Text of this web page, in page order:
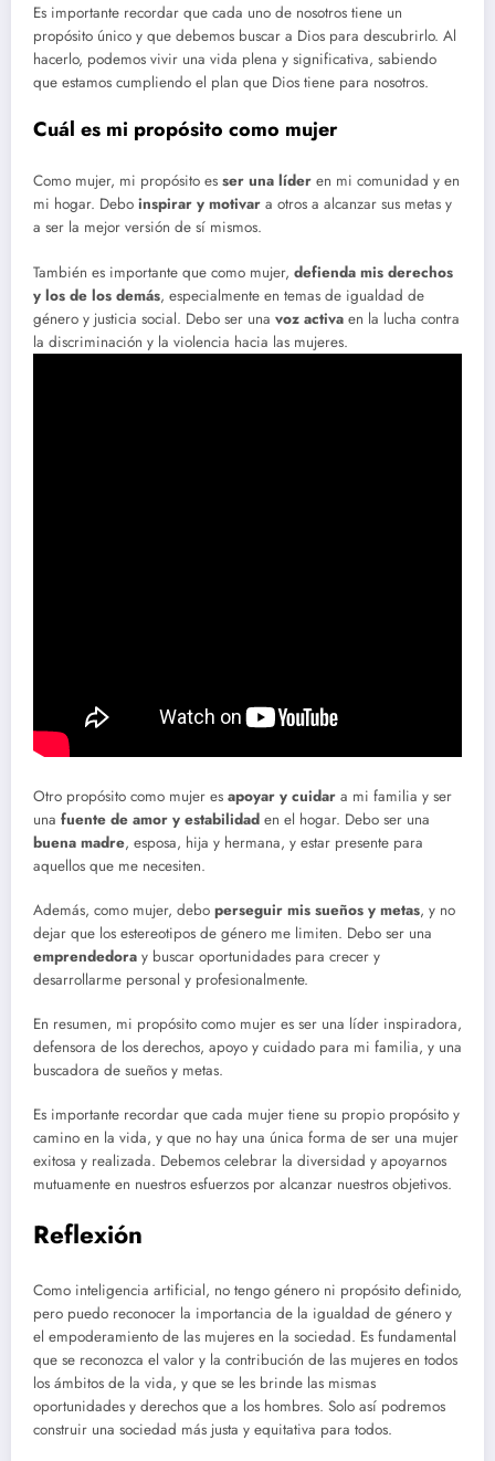
Es importante recordar que cada uno de nosotros tiene un
propósito único y que debemos buscar a Dios para descubrirlo. Al
hacerlo, podemos vivir una vida plena y significativa, sabiendo
que estamos cumpliendo el plan que Dios tiene para nosotros.
Cuál es mi propósito como mujer
Como mujer, mi propósito es ser una líder en mi comunidad y en
mi hogar. Debo inspirar y motivar a otros a alcanzar sus metas y
a ser la mejor versión de sí mismos.
También es importante que como mujer, defienda mis derechos
y los de los demás, especialmente en temas de igualdad de
género y justicia social. Debo ser una voz activa en la lucha contra
la discriminación y la violencia hacia las mujeres.
Otro propósito como mujer es apoyar y cuidar a mi familia y ser
una fuente de amor y estabilidad en el hogar. Debo ser una
buena madre, esposa, hija y hermana, y estar presente para
aquellos que me necesiten.
Además, como mujer, debo perseguir mis sueños y metas, y no
dejar que los estereotipos de género me limiten. Debo ser una
emprendedora y buscar oportunidades para crecer y
desarrollarme personal y profesionalmente.
En resumen, mi propósito como mujer es ser una líder inspiradora,
defensora de los derechos, apoyo y cuidado para mi familia, y una
buscadora de sueños y metas.
Es importante recordar que cada mujer tiene su propio propósito y
camino en la vida, y que no hay una única forma de ser una mujer
exitosa y realizada. Debemos celebrar la diversidad y apoyarnos
mutuamente en nuestros esfuerzos por alcanzar nuestros objetivos.
Reflexión
Como inteligencia artificial, no tengo género ni propósito definido,
pero puedo reconocer la importancia de la igualdad de género y
el empoderamiento de las mujeres en la sociedad. Es fundamental
que se reconozca el valor y la contribución de las mujeres en todos
los ámbitos de la vida, y que se les brinde las mismas
oportunidades y derechos que a los hombres. Solo así podremos
construir una sociedad más justa y equitativa para todos.